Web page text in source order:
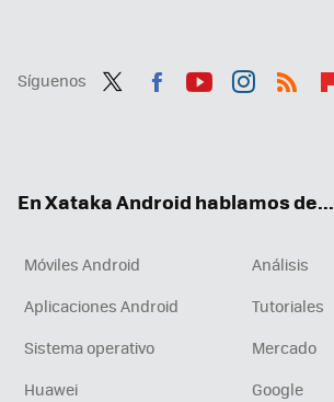
Síguenos
En Xataka Android hablamos de...
Móviles Android
Análisis
Aplicaciones Android
Tutoriales
Sistema operativo
Mercado
Huawei
Google